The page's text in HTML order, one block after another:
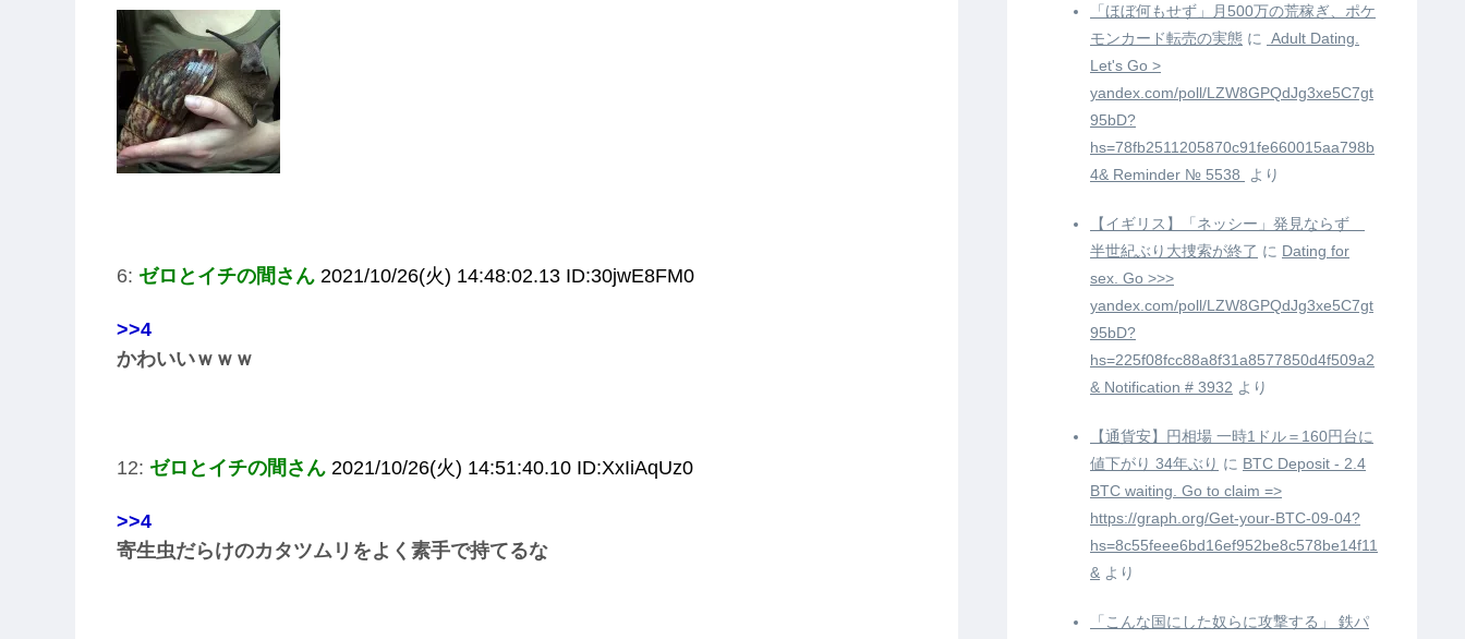
6: ゼロとイチの間さん 2021/10/26(火) 14:48:02.13 ID:30jwE8FM0
>>4
かわいいｗｗｗ
12: ゼロとイチの間さん 2021/10/26(火) 14:51:40.10 ID:XxIiAqUz0
>>4
寄生虫だらけのカタツムリをよく素手で持てるな
「ほぼ何もせず」月500万の荒稼ぎ、ポケ
モンカード転売の実態 に
️ Adult Dating.
Let's Go >
yandex.com/poll/LZW8GPQdJg3xe5C7gt
95bD?
hs=78fb2511205870c91fe660015aa798b
4& Reminder № 5538 ️
より
【イギリス】「ネッシー」発見ならず
半世紀ぶり大捜索が終了 に Dating for
sex. Go >>>
yandex.com/poll/LZW8GPQdJg3xe5C7gt
95bD?
hs=225f08fcc88a8f31a8577850d4f509a2
& Notification # 3932 より
【通貨安】円相場 一時1ドル＝160円台に
値下がり 34年ぶり に BTC Deposit - 2.4
BTC waiting. Go to claim =>
https://graph.org/Get-your-BTC-09-04?
hs=8c55feee6bd16ef952be8c578be14f11
& より
「こんな国にした奴らに攻撃する」 鉄パ